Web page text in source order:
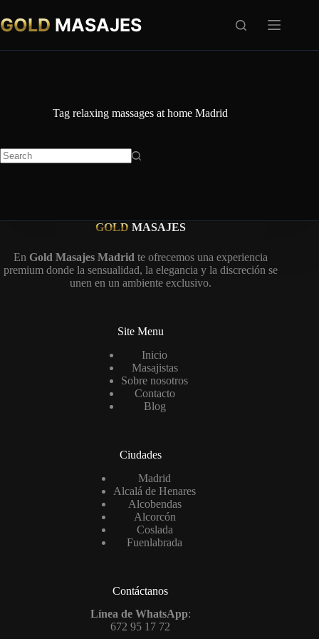
to
content
GOLD MASAJES
Tag relaxing massages at home Madrid
No
results
GOLD MASAJES
En Gold Masajes Madrid te ofrecemos una experiencia
premium donde la sensualidad, la elegancia y la discreción se
unen en un ambiente exclusivo.
Site Menu
Inicio
Masajistas
Sobre nosotros
Contacto
Blog
Ciudades
Madrid
Alcalá de Henares
Alcobendas
Alcorcón
Coslada
Fuenlabrada
Contáctanos
Línea de WhatsApp:
672 95 17 72